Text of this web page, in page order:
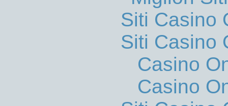
Siti Casino
Siti Casino
Casino
Casino